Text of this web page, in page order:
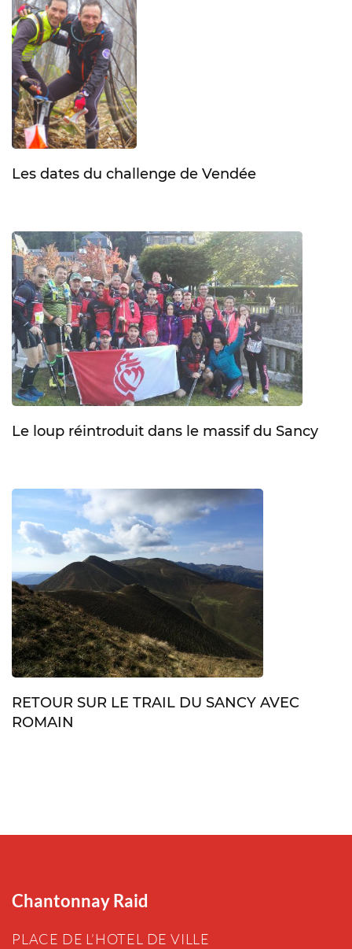
Les dates du challenge de Vendée
Le loup réintroduit dans le massif du Sancy
RETOUR SUR LE TRAIL DU SANCY AVEC
ROMAIN
Chantonnay Raid
PLACE DE L’HOTEL DE VILLE